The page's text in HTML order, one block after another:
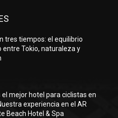
tres tiempos: el equilibrio
entre Tokio, naturaleza y
el mejor hotel para ciclistas en
experiencia en el AR
Beach Hotel & Spa